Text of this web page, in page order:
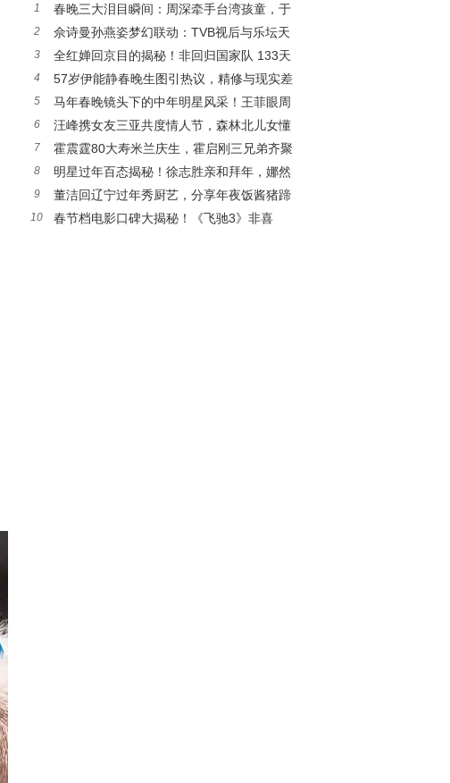
1
春晚三大泪目瞬间：周深牵手台湾孩童，于
和伟凝望海峡，胡德夫唱响乡愁
2
佘诗曼孙燕姿梦幻联动：TVB视后与乐坛天
后的跨次元碰撞
3
全红婵回京目的揭秘！非回归国家队 133天
未训练引关注 官方沉默
4
57岁伊能静春晚生图引热议，精修与现实差
异大，保养观念遭质疑
5
马年春晚镜头下的中年明星风采！王菲眼周
状态佳，刘涛韵味十足
6
汪峰携女友三亚共度情人节，森林北儿女懂
事惹人爱
7
霍震霆80大寿米兰庆生，霍启刚三兄弟齐聚
共贺父亲寿辰
8
明星过年百态揭秘！徐志胜亲和拜年，娜然
霍家同游，郭晶晶疑似购车
9
董洁回辽宁过年秀厨艺，分享年夜饭酱猪蹄
做法，美貌依旧吸睛无数
10
春节档电影口碑大揭秘！《飞驰3》非喜